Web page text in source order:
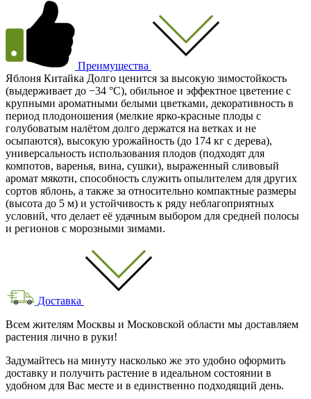
Преимущества
Яблоня Китайка Долго ценится за высокую зимостойкость
(выдерживает до −34 °C), обильное и эффектное цветение с
крупными ароматными белыми цветками, декоративность в
период плодоношения (мелкие ярко‑красные плоды с
голубоватым налётом долго держатся на ветках и не
осыпаются), высокую урожайность (до 174 кг с дерева),
универсальность использования плодов (подходят для
компотов, варенья, вина, сушки), выраженный сливовый
аромат мякоти, способность служить опылителем для других
сортов яблонь, а также за относительно компактные размеры
(высота до 5 м) и устойчивость к ряду неблагоприятных
условий, что делает её удачным выбором для средней полосы
и регионов с морозными зимами.
Доставка
Всем жителям Москвы и Московской области мы доставляем
растения лично в руки!
Задумайтесь на минуту насколько же это удобно оформить
доставку и получить растение в идеальном состоянии в
удобном для Вас месте и в единственно подходящий день.